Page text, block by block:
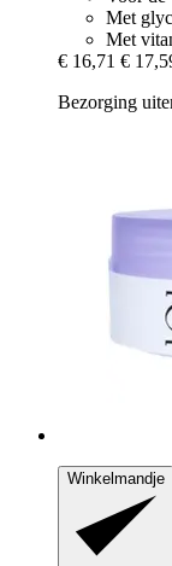
Met
Met
€ 16,71 €
Bezorging
Winkelmandje